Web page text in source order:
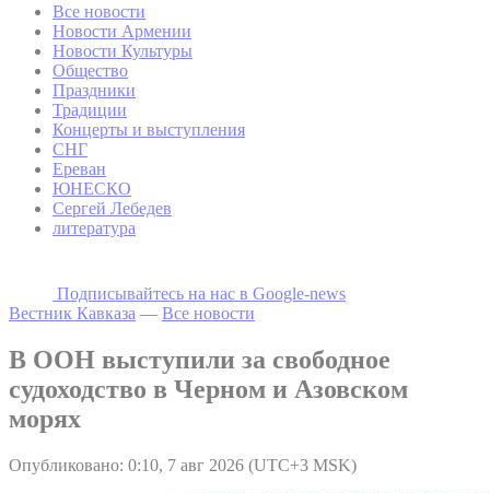
Все новости
Новости Армении
Новости Культуры
Общество
Праздники
Традиции
Концерты и выступления
СНГ
Ереван
ЮНЕСКО
Сергей Лебедев
литература
Подписывайтесь на наc в Google-news
Вестник Кавказа — Все новости
В ООН выступили за свободное
судоходство в Черном и Азовском
морях
Опубликовано: 0:10, 7 авг 2026 (UTC+3 MSK)